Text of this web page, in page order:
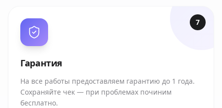
7
Гарантия
На все работы предоставляем гарантию до 1 года.
Сохраняйте чек — при проблемах починим
бесплатно.